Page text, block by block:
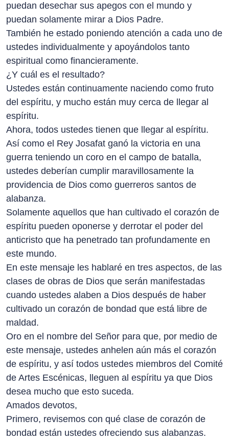
puedan desechar sus apegos con el mundo y
puedan solamente mirar a Dios Padre.
También he estado poniendo atención a cada uno de
ustedes individualmente y apoyándolos tanto
espiritual como financieramente.
¿Y cuál es el resultado?
Ustedes están continuamente naciendo como fruto
del espíritu, y mucho están muy cerca de llegar al
espíritu.
Ahora, todos ustedes tienen que llegar al espíritu.
Así como el Rey Josafat ganó la victoria en una
guerra teniendo un coro en el campo de batalla,
ustedes deberían cumplir maravillosamente la
providencia de Dios como guerreros santos de
alabanza.
Solamente aquellos que han cultivado el corazón de
espíritu pueden oponerse y derrotar el poder del
anticristo que ha penetrado tan profundamente en
este mundo.
En este mensaje les hablaré en tres aspectos, de las
clases de obras de Dios que serán manifestadas
cuando ustedes alaben a Dios después de haber
cultivado un corazón de bondad que está libre de
maldad.
Oro en el nombre del Señor para que, por medio de
este mensaje, ustedes anhelen aún más el corazón
de espíritu, y así todos ustedes miembros del Comité
de Artes Escénicas, lleguen al espíritu ya que Dios
desea mucho que esto suceda.
Amados devotos,
Primero, revisemos con qué clase de corazón de
bondad están ustedes ofreciendo sus alabanzas.